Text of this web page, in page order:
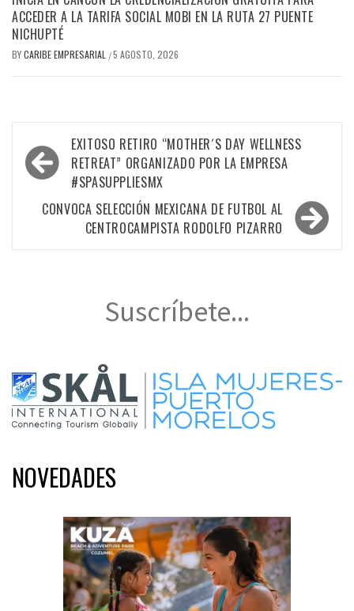
ACCEDER A LA TARIFA SOCIAL MOBI EN LA RUTA 27 PUENTE
NICHUPTÉ
BYCARIBE EMPRESARIAL /5 AGOSTO, 2026
Navegación
de
entradas
EXITOSO RETIRO “MOTHER´S DAY WELLNESS
RETREAT” ORGANIZADO POR LA EMPRESA
#SPASUPPLIESMX
CONVOCA SELECCIÓN MEXICANA DE FUTBOL AL
CENTROCAMPISTA RODOLFO PIZARRO
Suscríbete...
NOVEDADES